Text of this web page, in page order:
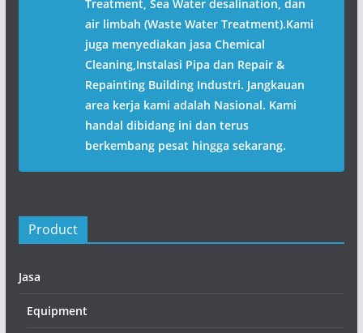
Treatment, Sea Water desalination, dan
air limbah (Waste Water Treatment).Kami
juga menyediakan jasa Chemical
Cleaning,Instalasi Pipa dan Repair &
Repainting Building Industri. Jangkauan
area kerja kami adalah Nasional. Kami
handal dibidang ini dan terus
berkembang pesat hingga sekarang.
Product
Jasa
Equipment